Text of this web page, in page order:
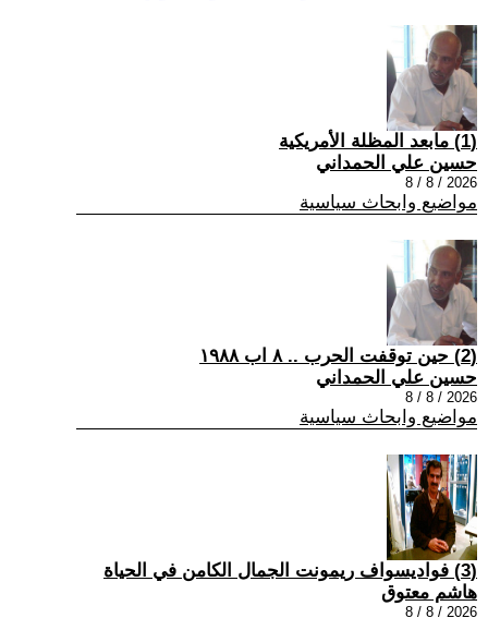
(1) مابعد المظلة الأمريكية
حسين علي الحمداني
2026 / 8 / 8
مواضيع وابحاث سياسية
(2) حين توقفت الحرب .. ٨ اب ١٩٨٨
حسين علي الحمداني
2026 / 8 / 8
مواضيع وابحاث سياسية
(3) فواديسواف ريمونت الجمال الكامن في الحياة
هاشم معتوق
2026 / 8 / 8